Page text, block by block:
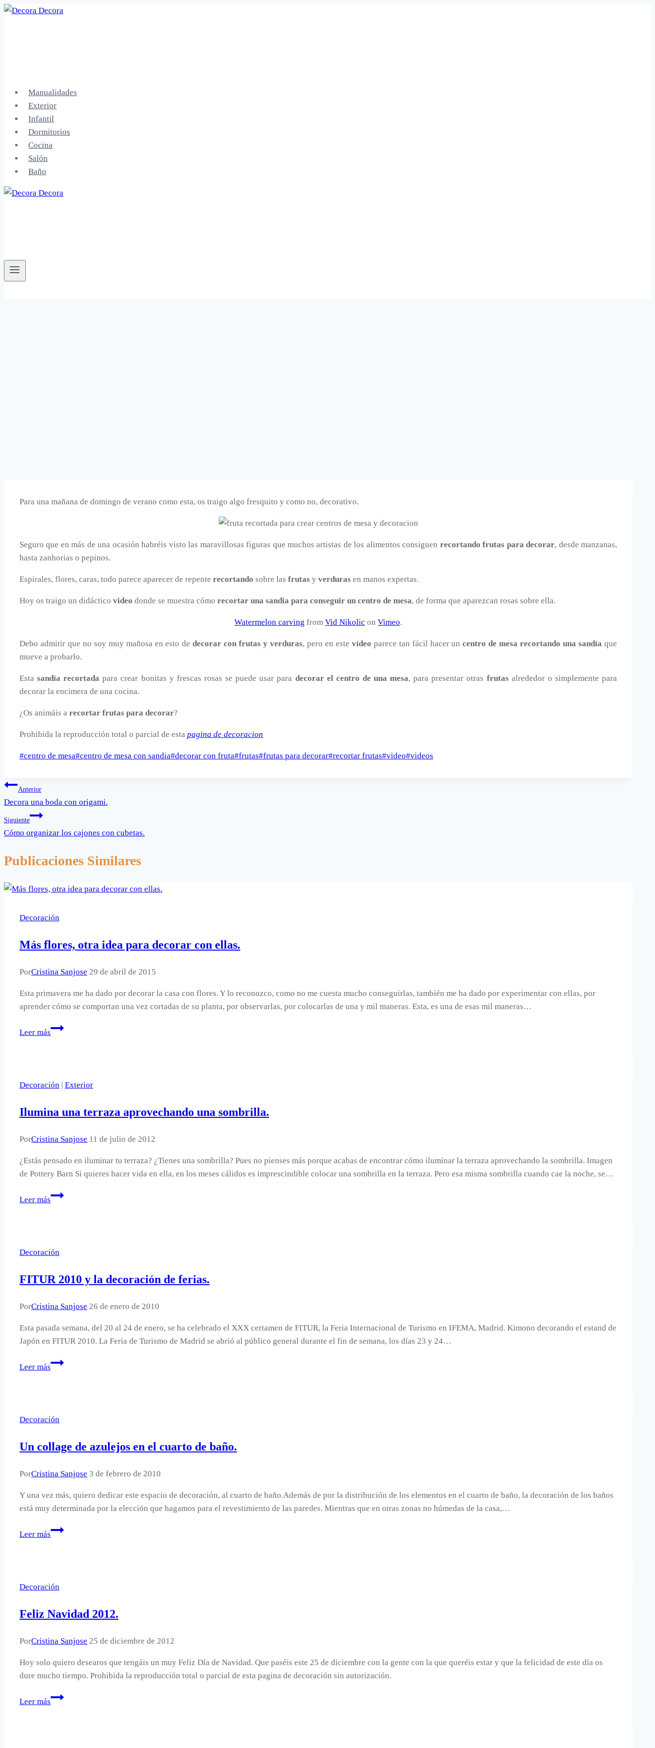
Saltar
Manualidades
Exterior
Infantil
Dormitorios
Cocina
Salón
Baño
Para una mañana de domingo de verano como esta, os traigo algo fresquito y como no, decorativo.
Seguro que en más de una ocasión habréis visto las maravillosas figuras que muchos artistas de los alimentos consiguen recortando frutas para decorar, desde manzanas,
hasta zanhorias o pepinos.
Espirales, flores, caras, todo parece aparecer de repente recortando sobre las frutas y verduras en manos expertas.
Hoy os traigo un didáctico video donde se muestra cómo recortar una sandia para conseguir un centro de mesa, de forma que aparezcan rosas sobre ella.
Watermelon carving from Vid Nikolic on Vimeo.
Debo admitir que no soy muy mañosa en esto dedecorar con frutas y verduras, pero en este vídeo parece tan fácil hacer uncentro de mesa recortando una sandía que
mueve a probarlo.
Estasandía recortada para crear bonitas y frescas rosas se puede usar para decorar el centro de una mesa, para presentar otras frutasalrededor o simplemente para
decorar la encimera de una cocina.
¿Os animáis a recortar frutas para decorar?
Prohibida la reproducción total o parcial de esta pagina de decoracion
Etiquetas
entrada:
#centro de mesa#centro de mesa con sandia#decorar con fruta#frutas#frutas para decorar#recortar frutas#video#videos
Navegación
de
entradas
Anterior
Decora una boda con origami.
Siguiente
Cómo organizar los cajones con cubetas.
Publicaciones Similares
Decoración
Más flores, otra idea para decorar con ellas.
PorCristina Sanjose 29 de abril de 2015
Esta primavera me ha dado por decorar la casa con flores. Y lo reconozco, como no me cuesta mucho conseguirlas, también me ha dado por experimentar con ellas, por
aprender cómo se comportan una vez cortadas de su planta, por observarlas, por colocarlas de una y mil maneras. Esta, es una de esas mil maneras…
Leer más
Más
para
ellas.
Decoración Exterior
Ilumina una terraza aprovechando una sombrilla.
PorCristina Sanjose 11 de julio de 2012
¿Estás pensado en iluminar tu terraza? ¿Tienes una sombrilla? Pues no pienses más porque acabas de encontrar cómo iluminar la terraza aprovechando la sombrilla. Imagen
de Pottery Barn Si quieres hacer vida en ella, en los meses cálidos es imprescindible colocar una sombrilla en la terraza. Pero esa misma sombrilla cuando cae la noche, se…
Leer más
Ilumina
una
Decoración
FITUR 2010 y la decoración de ferias.
PorCristina Sanjose 26 de enero de 2010
Esta pasada semana, del 20 al 24 de enero, se ha celebrado el XXX certamen de FITUR, la Feria Internacional de Turismo en IFEMA, Madrid. Kimono decorando el estand de
Japón en FITUR 2010. La Feria de Turismo de Madrid se abrió al público general durante el fin de semana, los días 23 y 24…
Leer más
FITUR
decoración
ferias.
Decoración
Un collage de azulejos en el cuarto de baño.
PorCristina Sanjose 3 de febrero de 2010
Y una vez más, quiero dedicar este espacio de decoración, al cuarto de baño.Además de por la distribución de los elementos en el cuarto de baño, la decoración de los baños
está muy determinada por la elección que hagamos para el revestimiento de las paredes. Mientras que en otras zonas no húmedas de la casa,…
Leer más
Un
en
cuarto
de
Decoración
Feliz Navidad 2012.
PorCristina Sanjose 25 de diciembre de 2012
Hoy solo quiero desearos que tengáis un muy Feliz Día de Navidad. Que paséis este 25 de diciembre con la gente con la que queréis estar y que la felicidad de este día os
dure mucho tiempo. Prohibida la reproducción total o parcial de esta pagina de decoración sin autorización.
Leer más
Feliz